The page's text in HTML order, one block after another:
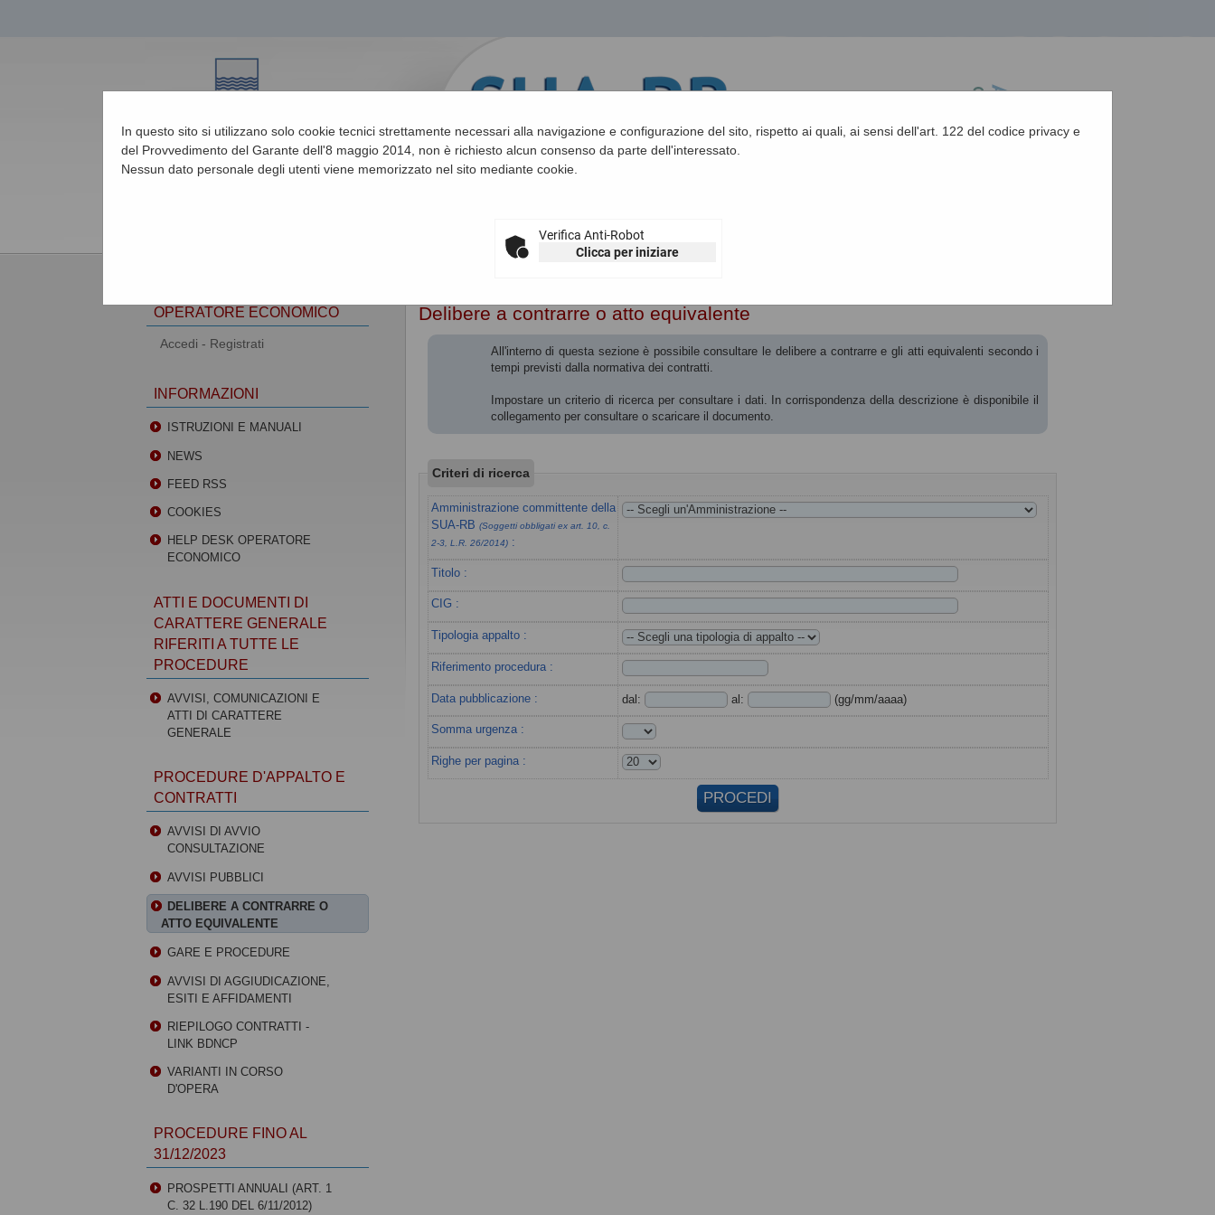
Procedure d'appalto e contratti
In questo sito si utilizzano solo cookie tecnici strettamente necessari alla navigazione e configurazione del sito, rispetto ai quali, ai sensi dell'art. 122 del codice privacy e
del Provvedimento del Garante dell'8 maggio 2014, non è richiesto alcun consenso da parte dell'interessato.
Nessun dato personale degli utenti viene memorizzato nel sito mediante cookie.
Verifica Anti-Robot
Clicca per iniziare
Delibere a contrarre o atto equivalente
All'interno di questa sezione è possibile consultare le delibere a contrarre e gli atti equivalenti secondo i
tempi previsti dalla normativa dei contratti.
Impostare un criterio di ricerca per consultare i dati. In corrispondenza della descrizione è disponibile il
collegamento per consultare o scaricare il documento.
Criteri di ricerca
Amministrazione committente della
SUA-RB(Soggetti obbligati ex art. 10, c.
2-3, L.R. 26/2014) :
Titolo :
CIG :
Tipologia appalto :
Riferimento procedura :
Data pubblicazione : dal: al: (gg/mm/aaaa)
Somma urgenza :
Righe per pagina :
OPERATORE ECONOMICO
Accedi - Registrati
INFORMAZIONI
ISTRUZIONI E MANUALI
NEWS
FEED RSS
COOKIES
HELP DESK OPERATORE
ECONOMICO
ATTI E DOCUMENTI DI
CARATTERE GENERALE
RIFERITI A TUTTE LE
PROCEDURE
AVVISI, COMUNICAZIONI E
ATTI DI CARATTERE
GENERALE
PROCEDURE D'APPALTO E
CONTRATTI
AVVISI DI AVVIO
CONSULTAZIONE
AVVISI PUBBLICI
DELIBERE A CONTRARRE O
ATTO EQUIVALENTE
GARE E PROCEDURE
AVVISI DI AGGIUDICAZIONE,
ESITI E AFFIDAMENTI
RIEPILOGO CONTRATTI -
LINK BDNCP
VARIANTI IN CORSO
D'OPERA
PROCEDURE FINO AL
31/12/2023
PROSPETTI ANNUALI (ART. 1
C. 32 L.190 DEL 6/11/2012)